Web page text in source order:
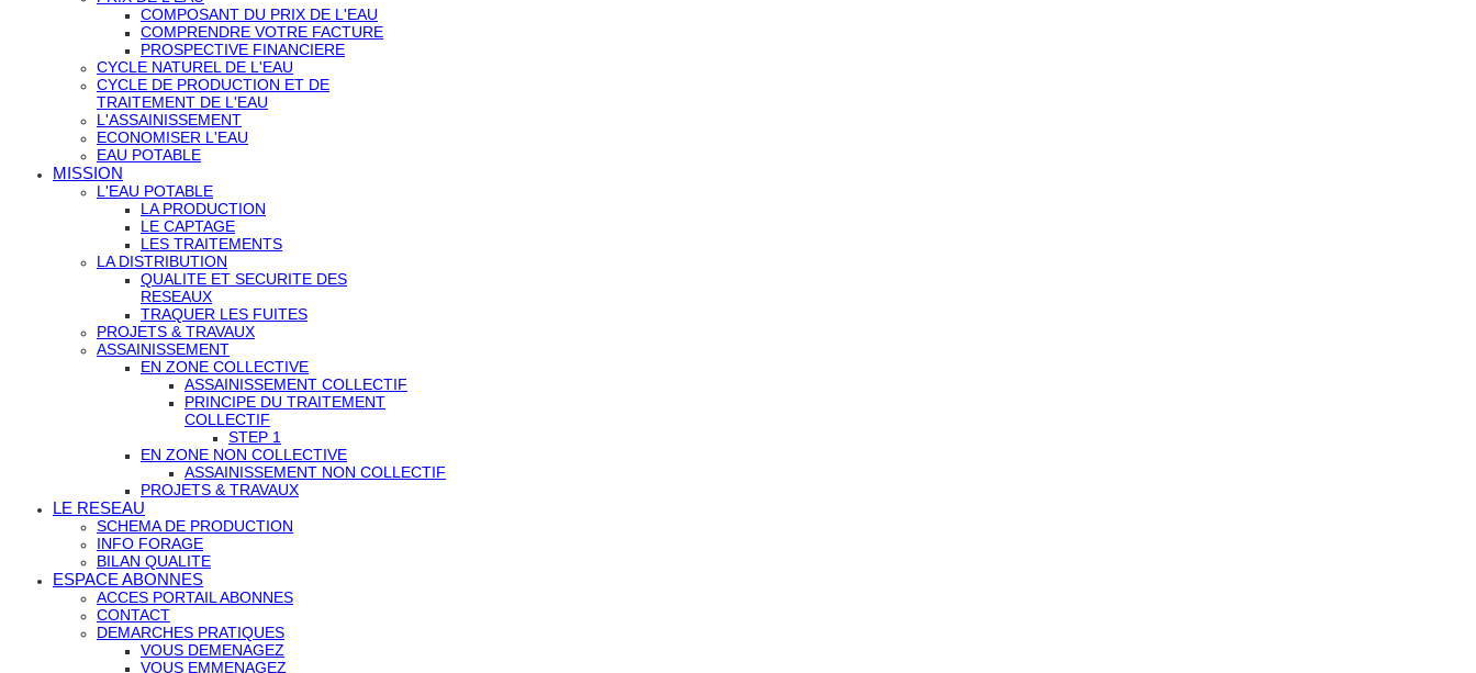
COMPOSANT DU PRIX DE L'EAU
COMPRENDRE VOTRE FACTURE
PROSPECTIVE FINANCIERE
CYCLE NATUREL DE L'EAU
CYCLE DE PRODUCTION ET DE
TRAITEMENT DE L'EAU
L'ASSAINISSEMENT
ECONOMISER L'EAU
EAU POTABLE
MISSION
L'EAU POTABLE
LA PRODUCTION
LE CAPTAGE
LES TRAITEMENTS
LA DISTRIBUTION
QUALITE ET SECURITE DES
RESEAUX
TRAQUER LES FUITES
PROJETS & TRAVAUX
ASSAINISSEMENT
EN ZONE COLLECTIVE
ASSAINISSEMENT COLLECTIF
PRINCIPE DU TRAITEMENT
COLLECTIF
STEP 1
EN ZONE NON COLLECTIVE
ASSAINISSEMENT NON COLLECTIF
PROJETS & TRAVAUX
LE RESEAU
SCHEMA DE PRODUCTION
INFO FORAGE
BILAN QUALITE
ESPACE ABONNES
ACCES PORTAIL ABONNES
CONTACT
DEMARCHES PRATIQUES
VOUS DEMENAGEZ
VOUS EMMENAGEZ